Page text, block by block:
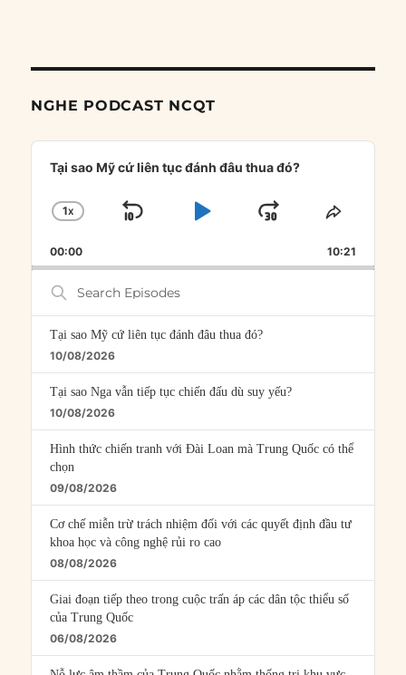
NGHE PODCAST NCQT
Audio
Player
Tại sao Mỹ cứ liên tục đánh đâu thua đó?
CHANGE
RATE
1X
SKIP
PLAYJUMP
FORWARD
SHARE
00:00 10:21
Search
Episodes
Tại sao Mỹ cứ liên tục đánh đâu thua đó?
10/08/2026
Tại sao Nga vẫn tiếp tục chiến đấu dù suy yếu?
10/08/2026
Hình thức chiến tranh với Đài Loan mà Trung Quốc có thể
chọn
09/08/2026
Cơ chế miễn trừ trách nhiệm đối với các quyết định đầu tư
khoa học và công nghệ rủi ro cao
08/08/2026
Giai đoạn tiếp theo trong cuộc trấn áp các dân tộc thiểu số
của Trung Quốc
06/08/2026